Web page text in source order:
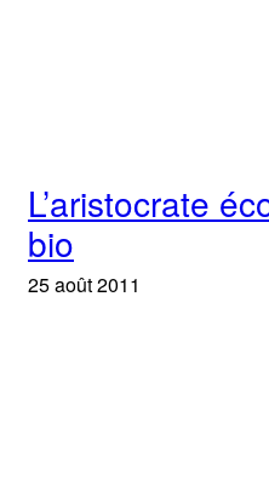
L’aristocrate
bio
25 août 2011